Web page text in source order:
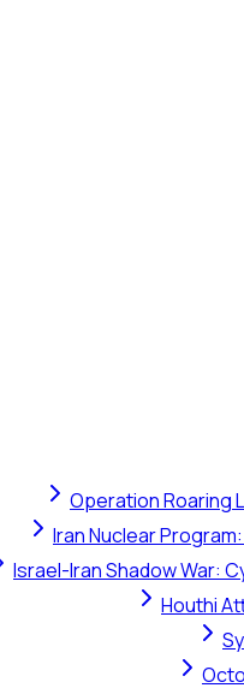
Operation Roaring
Iran Nuclear
Israel-Iran Shadow War:
Houthi